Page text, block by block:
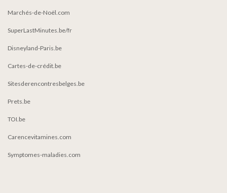
Marchés-de-Noël.com
SuperLastMinutes.be/fr
Disneyland-Paris.be
Cartes-de-crédit.be
Sitesderencontresbelges.be
Prets.be
TOI.be
Carencevitamines.com
Symptomes-maladies.com